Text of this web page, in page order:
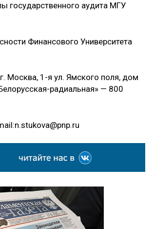
аудита МГУ
Финансового Университета
Москва, 1-я ул. Ямского поля, дом
радиальная» — 800